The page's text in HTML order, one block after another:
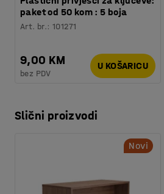
paket od 50 kom : 5 boja
Art. br.:101271
9,00 KM
bez PDV
U KOŠARICU
Slični proizvodi
Novi